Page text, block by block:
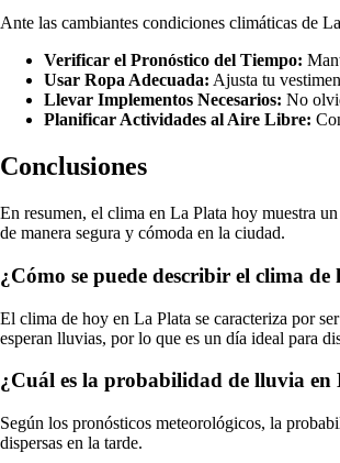
Ante las cambiantes condiciones climáticas de
Verificar el Pronóstico del Tiempo:
Usar Ropa Adecuada: Ajusta tu
Llevar Implementos Necesarios: No
Planificar Actividades al Aire Libre:
Conclusiones
En resumen, el clima en La Plata hoy muestra
de manera segura y cómoda en la ciudad.
¿Cómo se puede describir el clima
El clima de hoy en La Plata se caracteriza por
esperan lluvias, por lo que es un día ideal para
¿Cuál es la probabilidad de lluvia
Según los pronósticos meteorológicos, la
dispersas en la tarde.